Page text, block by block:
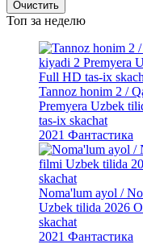
Топ за неделю
Tannoz honim 2 /
Premyera Uzbek
tas-ix skachat
2021 Фантастика
Noma'lum ayol /
Uzbek tilida 2026
skachat
2021 Фантастика